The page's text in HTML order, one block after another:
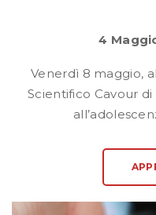
4
Venerdì 8 maggio,
Scientifico Cavour